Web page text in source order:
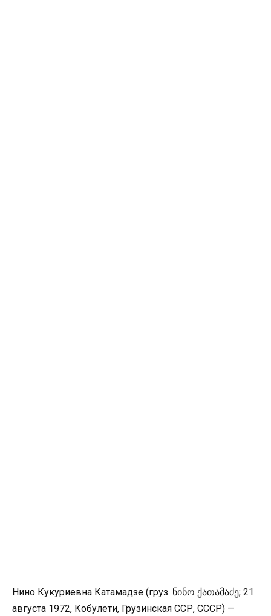
Нино Кукуриевна Катамадзе (груз. ნინო ქათამაძე; 21
августа 1972, Кобулети, Грузинская ССР, СССР) —